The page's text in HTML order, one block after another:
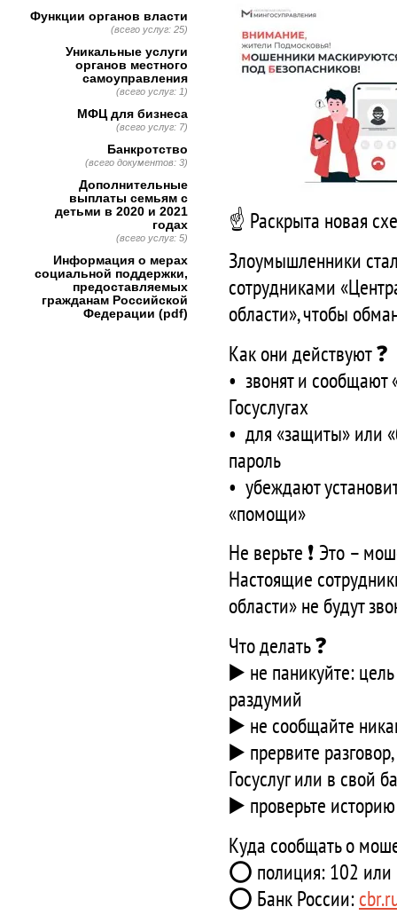
☝️ Раскрыта новая
Злоумышленники
сотрудниками
области», чтобы
Как они действуют ❓
• звонят и сообщают
Госуслугах
• для «защиты» или
пароль
• убеждают
«помощи»
Не верьте ❗️ Это –
Настоящие
области» не будут
Что делать ❓
▶️ не паникуйте: цель
раздумий
▶️ не сообщайте
▶️ прервите
Госуслуг или в свой
▶️ проверьте историю
Куда сообщать о
⭕ полиция: 102
⭕ Банк России:
Функции органов власти
(всего услуг: 25)
Уникальные услуги
органов местного
самоуправления
(всего услуг: 1)
МФЦ для бизнеса
(всего услуг: 7)
Банкротство
(всего документов: 3)
Дополнительные
выплаты семьям с
детьми в 2020 и 2021
годах
(всего услуг: 5)
Информация о мерах
социальной поддержки,
предоставляемых
гражданам Российской
Федерации (pdf)